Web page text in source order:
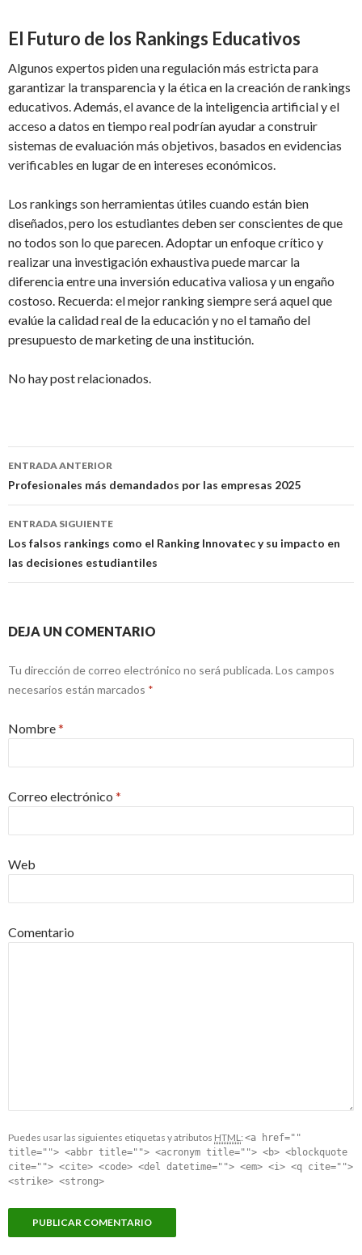
El Futuro de los Rankings Educativos
Algunos expertos piden una regulación más estricta para
garantizar la transparencia y la ética en la creación de rankings
educativos. Además, el avance de la inteligencia artificial y el
acceso a datos en tiempo real podrían ayudar a construir
sistemas de evaluación más objetivos, basados en evidencias
verificables en lugar de en intereses económicos.
Los rankings son herramientas útiles cuando están bien
diseñados, pero los estudiantes deben ser conscientes de que
no todos son lo que parecen. Adoptar un enfoque crítico y
realizar una investigación exhaustiva puede marcar la
diferencia entre una inversión educativa valiosa y un engaño
costoso. Recuerda: el mejor ranking siempre será aquel que
evalúe la calidad real de la educación y no el tamaño del
presupuesto de marketing de una institución.
No hay post relacionados.
Ir a la entrada
ENTRADA ANTERIOR
Profesionales más demandados por las empresas 2025
ENTRADA SIGUIENTE
Los falsos rankings como el Ranking Innovatec y su impacto en
las decisiones estudiantiles
DEJA UN COMENTARIO
Tu dirección de correo electrónico no será publicada. Los campos
necesarios están marcados *
Nombre*
Correo electrónico *
Web
Comentario
Puedes usar las siguientes etiquetas y atributos HTML: <a href=""
title=""> <abbr title=""> <acronym title=""> <b> <blockquote
cite=""> <cite> <code> <del datetime=""> <em> <i> <q cite="">
<strike> <strong>